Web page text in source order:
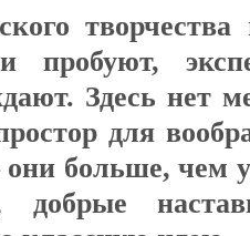
пробуют,
Здесь нет
для
они больше, чем
добрые